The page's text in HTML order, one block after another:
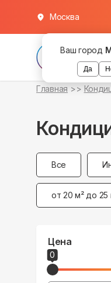
Ваш город
Да
Москва
Главная
Все
от 20 м² до 25
Цена
0